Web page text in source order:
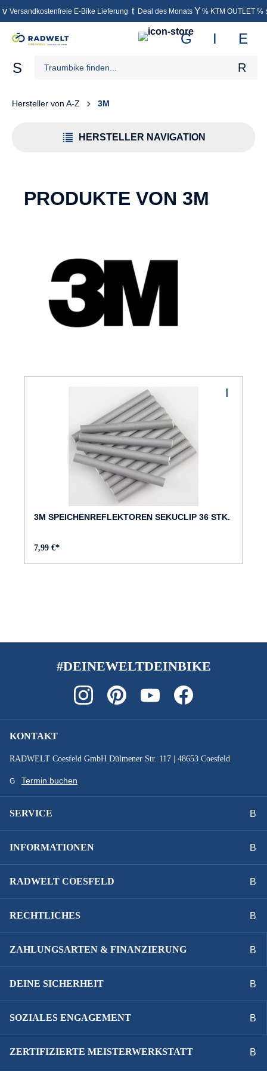
springen
Versandkostenfreie E-Bike Lieferung Deal des Monats % KTM OUTLET %
Hersteller von A-Z 3M
HERSTELLER NAVIGATION
PRODUKTE VON 3M
3M SPEICHENREFLEKTOREN SEKUCLIP 36 STK.
7,99 €*
#DEINEWELTDEINBIKE
KONTAKT
RADWELT Coesfeld GmbH Dülmener Str. 117 | 48653 Coesfeld
Termin buchen
SERVICE
INFORMATIONEN
RADWELT COESFELD
RECHTLICHES
ZAHLUNGSARTEN & FINANZIERUNG
DEINE SICHERHEIT
SOZIALES ENGAGEMENT
ZERTIFIZIERTE MEISTERWERKSTATT